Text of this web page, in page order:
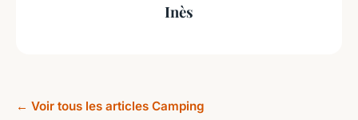
Inès
← Voir tous les articles Camping